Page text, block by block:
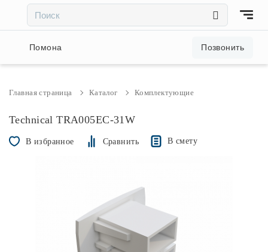
Акции и скидки
Светильники
Торшеры
Помона Позвонить
Главная страница Каталог Комплектующие
Technical TRA005EC-31W
В избранное Сравнить В смету
××